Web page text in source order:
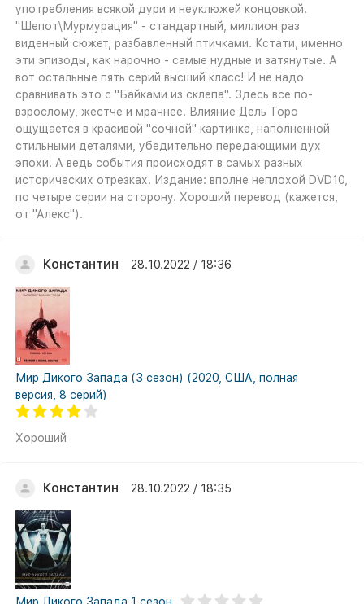
употребления всякой дури и неуклюжей концовкой.
"Шепот\Мурмурация" - стандартный, миллион раз
виденный сюжет, разбавленный птичками. Кстати, именно
эти эпизоды, как нарочно - самые нудные и затянутые. А
вот остальные пять серий высший класс! И не надо
сравнивать это с "Байками из склепа". Здесь все по-
взрослому, жестче и мрачнее. Влияние Дель Торо
ощущается в красивой "сочной" картинке, наполненной
стильными деталями, убедительно передающими дух
эпохи. А ведь события происходят в самых разных
исторических отрезках. Издание: вполне неплохой DVD10,
по четыре серии на сторону. Хороший перевод (кажется,
от "Алекс").
Константин 28.10.2022 / 18:36
Мир Дикого Запада (3 сезон) (2020, США, полная
версия, 8 серий)
Хороший
Константин 28.10.2022 / 18:35